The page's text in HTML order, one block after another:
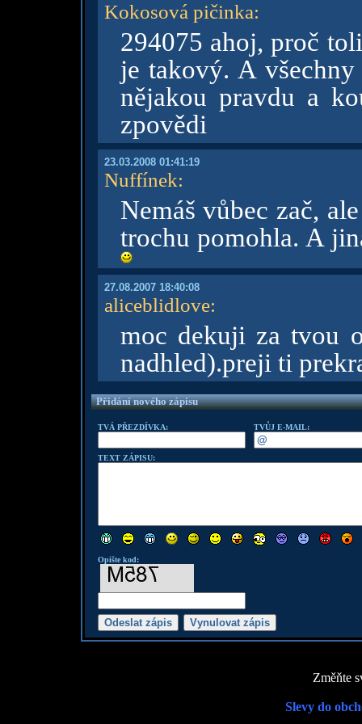
Kokosová pičinka:
294075 ahoj, proč
je takový. A
nějakou pravdu a
zpovědi
23.03.2008 01:41:19
Nuffínek:
Nemáš vůbec zač,
trochu pomohla. A
27.08.2007 18:40:08
aliceblidlove:
moc dekuji za tvou
nadhled).preji ti
Přidání nového zápisu
TVÁ PŘEZDÍVKA: TVŮJ E-MAIL:
TEXT ZÁPISU:
Opište kod:
Změňte
Slevy do